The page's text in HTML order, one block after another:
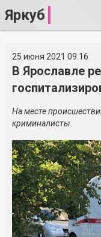
Яркуб
25 июня 2021 09:16
В Ярославле
На месте
криминалисты.